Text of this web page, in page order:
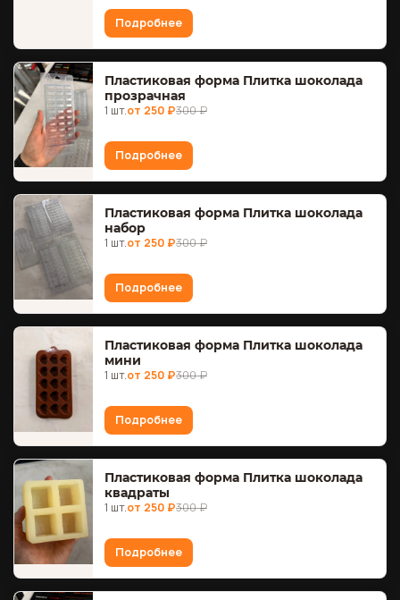
Подробнее
Пластиковая форма Плитка шоколада
прозрачная
1 шт.от 250 ₽300 ₽
Подробнее
Пластиковая форма Плитка шоколада
набор
1 шт.от 250 ₽300 ₽
Подробнее
Пластиковая форма Плитка шоколада
мини
1 шт.от 250 ₽300 ₽
Подробнее
Пластиковая форма Плитка шоколада
квадраты
1 шт.от 250 ₽300 ₽
Подробнее